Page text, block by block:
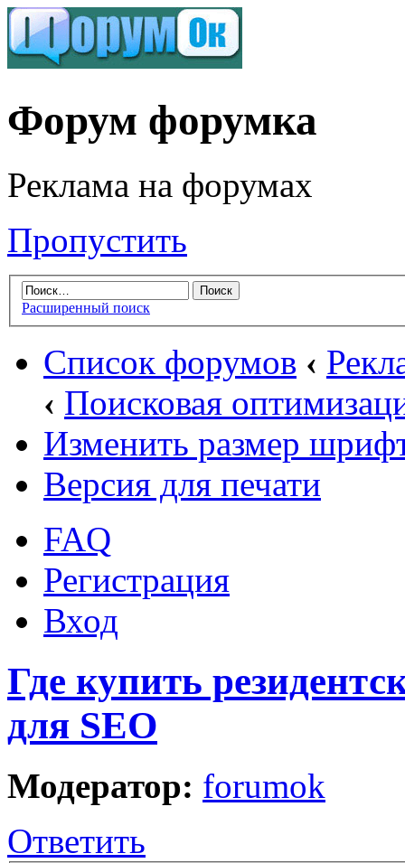
Форум форумка
Реклама на форумах
Пропустить
Расширенный поиск
Список форумов ‹
‹ Поисковая
Изменить размер
Версия для печати
FAQ
Регистрация
Вход
Где купить
для SEO
Модератор: forumok
Ответить